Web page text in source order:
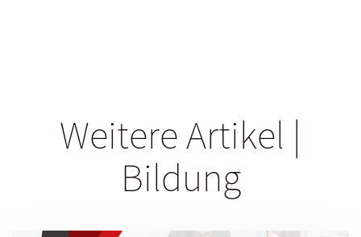
Weitere Artikel |
Bildung